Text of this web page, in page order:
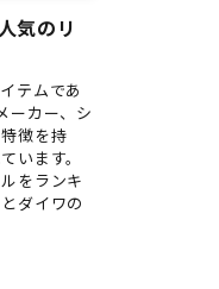
気のリ
テムであ
ーカー、シ
徴を持
います。
をランキ
ダイワの